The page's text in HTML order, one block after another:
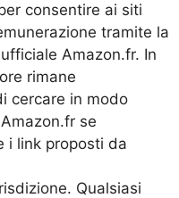
consentire ai siti
tramite la
Amazon.fr. In
rimane
cercare in modo
se
i link proposti da
Qualsiasi